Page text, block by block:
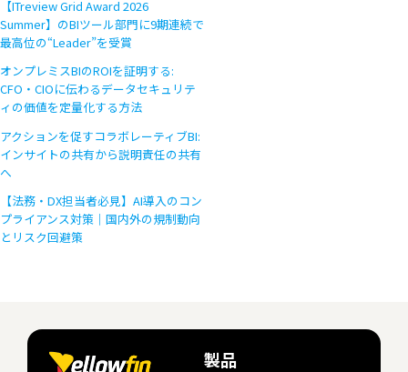
【ITreview Grid Award 2026
Summer】のBIツール部門に9期連続で
最高位の“Leader”を受賞
オンプレミスBIのROIを証明する:
CFO・CIOに伝わるデータセキュリテ
ィの価値を定量化する方法
アクションを促すコラボレーティブBI:
インサイトの共有から説明責任の共有
へ
【法務・DX担当者必見】AI導入のコン
プライアンス対策｜国内外の規制動向
とリスク回避策
製品